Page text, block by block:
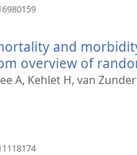
窗
口）
and
overview of
A, Kehlet H, van